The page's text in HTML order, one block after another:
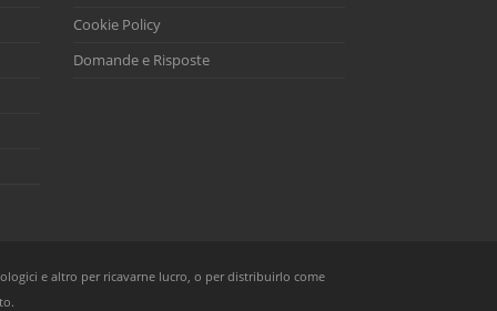
Cookie Policy
Domande e Risposte
e altro per ricavarne lucro, o per distribuirlo come